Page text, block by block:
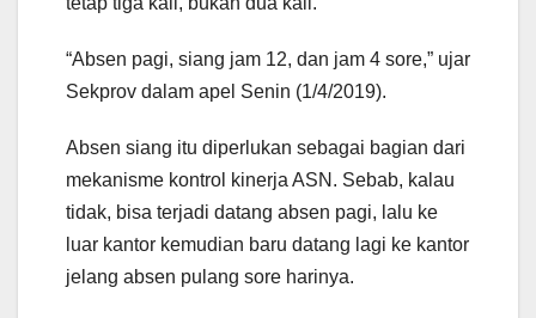
“Absen pagi, siang jam 12, dan jam 4 sore,” ujar
Sekprov dalam apel Senin (1/4/2019).
Absen siang itu diperlukan sebagai bagian dari
mekanisme kontrol kinerja ASN. Sebab, kalau
tidak, bisa terjadi datang absen pagi, lalu ke
luar kantor kemudian baru datang lagi ke kantor
jelang absen pulang sore harinya.